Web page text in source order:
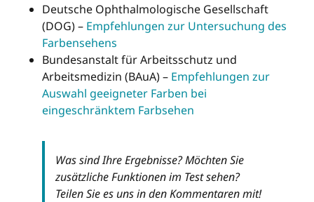
Deutsche Ophthalmologische Gesellschaft
(DOG) – Empfehlungen zur Untersuchung des
Farbensehens
Bundesanstalt für Arbeitsschutz und
Arbeitsmedizin (BAuA) – Empfehlungen zur
Auswahl geeigneter Farben bei
eingeschränktem Farbsehen
Was sind Ihre Ergebnisse? Möchten Sie
zusätzliche Funktionen im Test sehen?
Teilen Sie es uns in den Kommentaren mit!